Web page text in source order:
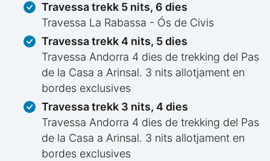
Travessa trekk 5 nits, 6 dies
Travessa La Rabassa - Ós de Civis
Travessa trekk 4 nits, 5 dies
Travessa Andorra 4 dies de trekking del Pas
de la Casa a Arinsal. 3 nits allotjament en
bordes exclusives
Travessa trekk 3 nits, 4 dies
Travessa Andorra 4 dies de trekking del Pas
de la Casa a Arinsal. 3 nits allotjament en
bordes exclusives